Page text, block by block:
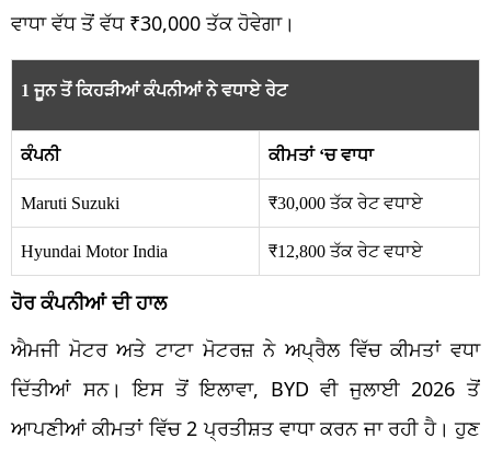
ਵਾਧਾ ਵੱਧ ਤੋਂ ਵੱਧ ₹30,000 ਤੱਕ ਹੋਵੇਗਾ।
1 ਜੂਨ ਤੋਂ ਕਿਹੜੀਆਂ ਕੰਪਨੀਆਂ ਨੇ ਵਧਾਏ ਰੇਟ
ਕੰਪਨੀ ਕੀਮਤਾਂ ‘ਚ ਵਾਧਾ
Maruti Suzuki ₹30,000 ਤੱਕ ਰੇਟ ਵਧਾਏ
Hyundai Motor India ₹12,800 ਤੱਕ ਰੇਟ ਵਧਾਏ
ਹੋਰ ਕੰਪਨੀਆਂ ਦੀ ਹਾਲ
ਐਮਜੀ ਮੋਟਰ ਅਤੇ ਟਾਟਾ ਮੋਟਰਜ਼ ਨੇ ਅਪ੍ਰੈਲ ਵਿੱਚ ਕੀਮਤਾਂ ਵਧਾ
ਦਿੱਤੀਆਂ ਸਨ। ਇਸ ਤੋਂ ਇਲਾਵਾ, BYD ਵੀ ਜੁਲਾਈ 2026 ਤੋਂ
ਆਪਣੀਆਂ ਕੀਮਤਾਂ ਵਿੱਚ 2 ਪ੍ਰਤੀਸ਼ਤ ਵਾਧਾ ਕਰਨ ਜਾ ਰਹੀ ਹੈ। ਹੁਣ